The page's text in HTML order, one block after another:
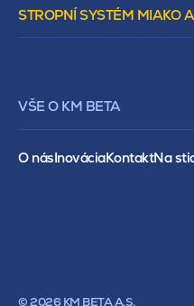
STROPNÍ SYSTÉM MIAKO
VŠE O KM BETA
O násInováciaKontaktNa
© 2026 KM BETA A.S.